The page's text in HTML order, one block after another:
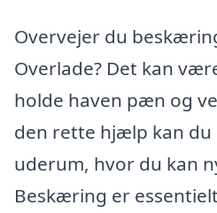
Overvejer du
Overlade? Det kan
holde haven pæn og
den rette hjælp kan du
uderum, hvor du kan
Beskæring er